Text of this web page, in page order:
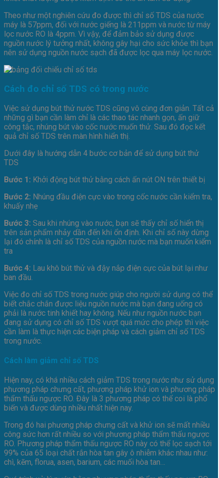
Theo như một nghiên cứu đo được thì chỉ số TDS của nước
máy là 57ppm, đối với nước giếng là 211ppm và nước từ máy
lọc nước RO là 4ppm. Vì vậy, để đảm bảo sử dụng được
nguồn nước lý tưởng nhất, không gây hại cho sức khỏe thì bạn
nên sử dụng nguồn nước sạch đã được lọc qua máy lọc nước.
Cách đo chỉ số TDS có trong nước
Việc sử dụng bút thử nước TDS cũng vô cùng đơn giản. Tất cả
những gì bạn cần làm chỉ là các thao tác nhanh gọn, ấn giữ
công tắc, nhúng bút vào cốc nước muốn thử. Sau đó đọc kết
quả chỉ số TDS trên màn hình hiển thị.
Dưới đây là hướng dẫn 4 bước cơ bản để sử dụng bút thử
TDS
Bước 1: Khởi động bút thử bằng cách ấn nút ON trên thiết bị
Bước 2: Nhúng đầu điện cực vào trong cốc nước cần kiểm tra,
khuấy nhẹ
Bước 3: Sau khi nhúng vào nước, bạn sẽ thấy chỉ số hiển thị
trên sản phẩm nhảy dần đến khi ổn định. Khi chỉ số này dừng
lại đó chính là chỉ số TDS của nguồn nước mà bạn muốn kiểm
tra
Bước 4: Lau khô bút thử và đậy nắp điện cực của bút lại như
ban đầu.
Việc đo chỉ số TDS trong nước giúp cho người sử dụng có thể
biết chắc chắn được liệu nguồn nước mà bạn đang uống có
phải là nước tinh khiết hay không. Nếu như nguồn nước bạn
đang sử dụng có chỉ số TDS vượt quá mức cho phép thì việc
cần làm là thực hiện các biện pháp và cách giảm chỉ số TDS
trong nước.
Cách làm giảm chỉ số TDS
Hiện nay, có khá nhiều cách giảm TDS trong nước như sử dụng
phương pháp chưng cất, phương pháp khử ion và phương pháp
thẩm thấu ngược RO. Đây là 3 phương pháp có thể coi là phổ
biến và được dùng nhiều nhất hiện nay.
Trong đó hai phương pháp chưng cất và khử ion sẽ mất nhiều
công sức hơn rất nhiều so với phương pháp thẩm thấu ngược
RO. Phương pháp thẩm thấu ngược RO này có thể lọc sạch tới
99% của 65 loại chất rắn hòa tan gây ô nhiễm khác nhau như:
chì, kẽm, florua, asen, barium, các muối hòa tan…